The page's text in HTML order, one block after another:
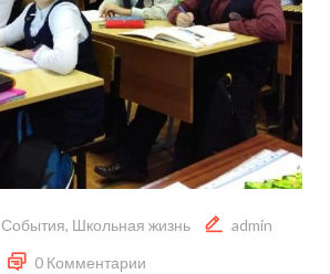
События, Школьная жизнь
admin
0 Комментарии